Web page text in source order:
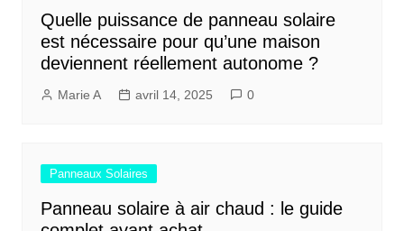
Quelle puissance de panneau solaire
est nécessaire pour qu’une maison
deviennent réellement autonome ?
Marie A avril 14, 2025 0
Panneaux Solaires
Panneau solaire à air chaud : le guide